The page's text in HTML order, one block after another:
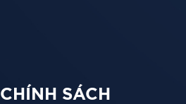
CHÍNH SÁCH